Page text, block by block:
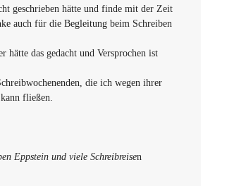
geschrieben hätte und finde mit der Zeit
auch für die Begleitung beim Schreiben
hätte das gedacht und Versprochen ist
die ich wegen ihrer
fließen.
Eppstein und viele Schreibreisen